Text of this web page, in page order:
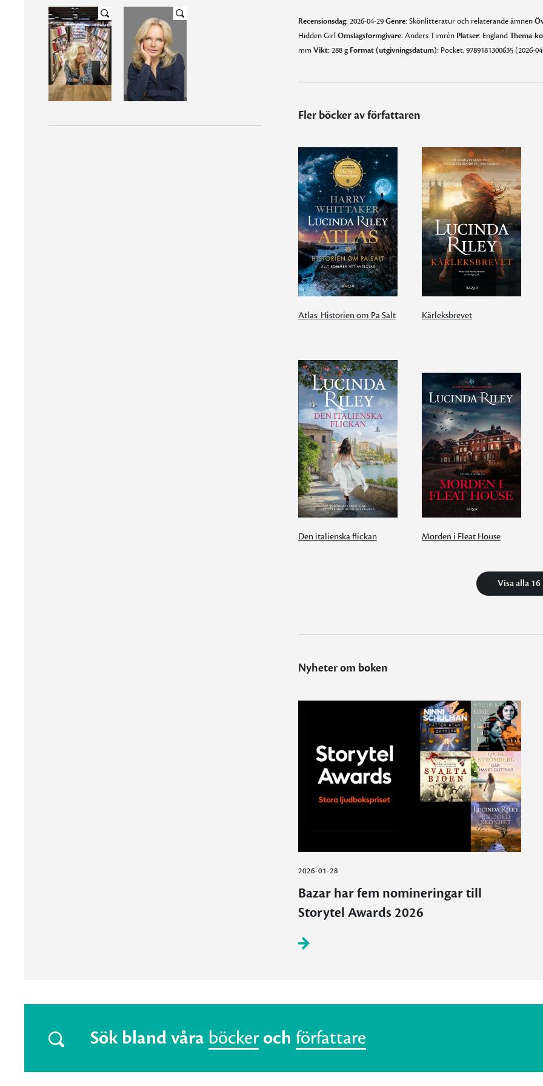
Recensionsdag:2026-04-29Genre:Skönlitteratur och relaterande ämnen
Hidden Girl Omslagsformgivare:Anders Timrén Platser:EnglandThema-
mmVikt:288 g Format (utgivningsdatum):Pocket, 9789181300635 (2026-
Fler böcker av författaren
Atlas: Historien om Pa Salt Kärleksbrevet
Den italienska flickan Morden i Fleat House
Visa alla
Nyheter om boken
2026-01-28
Bazar har fem nomineringar till
Storytel Awards 2026
Sök bland våra böcker och författare